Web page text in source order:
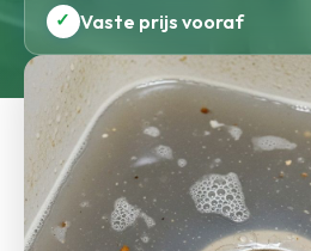
✓ Vaste prijs vooraf